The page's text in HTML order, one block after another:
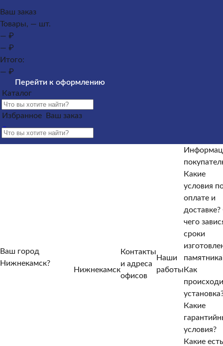
Памятники из гранита
Оформление гранитных памятников
лавочки
Контакты и адреса офисов
покупателю
оплате и доставке?
памятника?Как происходит установка?
гарантийные условия?
Отзывы
От чего зависят
Как происходит
Какие есть
Ваш заказ
Товары, — шт.
— ₽
— ₽
Итого:
— ₽
Перейти к оформлению
Каталог
Избранное Ваш заказ
Ваш город
Нижнекамск?
Нижнекамск
Контакты
и адреса
офисов
Наши
работы
Какие
условия
оплате и
доставке?
чего
сроки
Как
Какие
условия?
Какие есть